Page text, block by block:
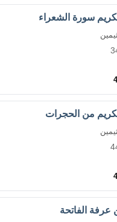
سورة الشعراء
من الحجرات
عرفة الفاتحة